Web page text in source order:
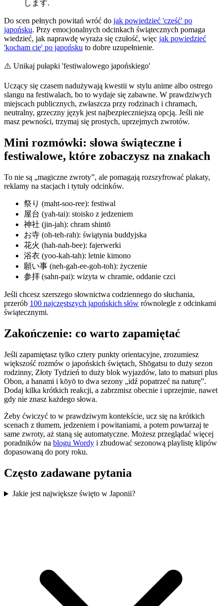
します.
Do scen pełnych powitań wróć do jak powiedzieć 'cześć' po
japońsku. Przy emocjonalnych odcinkach świątecznych pomaga
wiedzieć, jak naprawdę wyraża się czułość, więc jak powiedzieć
'kocham cię' po japońsku to dobre uzupełnienie.
⚠️ Unikaj pułapki 'festiwalowego japońskiego'
Uczący się czasem nadużywają kwestii w stylu anime albo ostrego
slangu na festiwalach, bo to wydaje się zabawne. W prawdziwych
miejscach publicznych, zwłaszcza przy rodzinach i chramach,
neutralny, grzeczny język jest najbezpieczniejszą opcją. Jeśli nie
masz pewności, trzymaj się prostych, uprzejmych zwrotów.
Mini rozmówki: słowa świąteczne i
festiwalowe, które zobaczysz na znakach
To nie są „magiczne zwroty”, ale pomagają rozszyfrować plakaty,
reklamy na stacjach i tytuły odcinków.
祭り (maht-soo-ree): festiwal
屋台 (yah-tai): stoisko z jedzeniem
神社 (jin-jah): chram shintō
お寺 (oh-teh-rah): świątynia buddyjska
花火 (hah-nah-bee): fajerwerki
浴衣 (yoo-kah-tah): letnie kimono
願い事 (neh-gah-ee-goh-toh): życzenie
参拝 (sahn-pai): wizyta w chramie, oddanie czci
Jeśli chcesz szerszego słownictwa codziennego do słuchania,
przerób 100 najczęstszych japońskich słów równolegle z odcinkami
świątecznymi.
Zakończenie: co warto zapamiętać
Jeśli zapamiętasz tylko cztery punkty orientacyjne, zrozumiesz
większość rozmów o japońskich świętach, Shōgatsu to duży sezon
rodzinny, Złoty Tydzień to duży blok wyjazdów, lato to matsuri plus
Obon, a hanami i kōyō to dwa sezony „idź popatrzeć na naturę”.
Dodaj kilka krótkich reakcji, a zabrzmisz obecnie i uprzejmie, nawet
gdy nie znasz każdego słowa.
Żeby ćwiczyć to w prawdziwym kontekście, ucz się na krótkich
scenach z tłumem, jedzeniem i powitaniami, a potem powtarzaj te
same zwroty, aż staną się automatyczne. Możesz przeglądać więcej
poradników na blogu Wordy i zbudować sezonową playlistę klipów
dopasowaną do pory roku.
Często zadawane pytania
Jakie jest największe święto w Japonii?